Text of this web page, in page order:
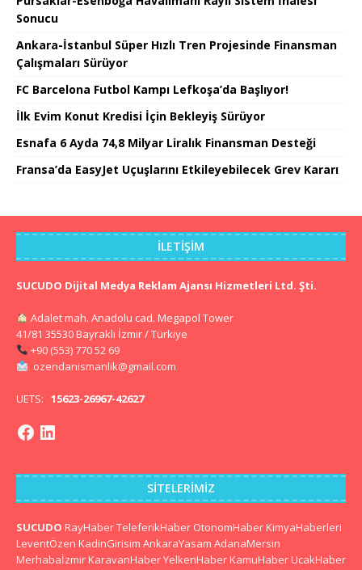
Sonucu
Ankara-İstanbul Süper Hızlı Tren Projesinde Finansman
Çalışmaları Sürüyor
FC Barcelona Futbol Kampı Lefkoşa’da Başlıyor!
İlk Evim Konut Kredisi İçin Bekleyiş Sürüyor
Esnafa 6 Ayda 74,8 Milyar Liralık Finansman Desteği
Fransa’da EasyJet Uçuşlarını Etkileyebilecek Grev Kararı
İLETIŞIM
SUCUDO Dijital Medya Reklam Ajansı Hizmetleri Ltd. Şti.
Adalet mah. Anadolu cad. Megapol Tower
41/81 35530 Bayraklı İzmir / Türkiye
+90 (553) 770 52 69
ozendanismanlik@gmail.com
UETS: 15623-26967-42627
SITELERIMIZ
SUCUDO RayHaberTeleferikHaber OtonomHaber KimyaHaberleri
LeventÖzen KadinGirisim AnkaraYasam AdanaMersin
Merhabaİzmir KaravanHaberYelkenHaber KamuHaber UcakHaber